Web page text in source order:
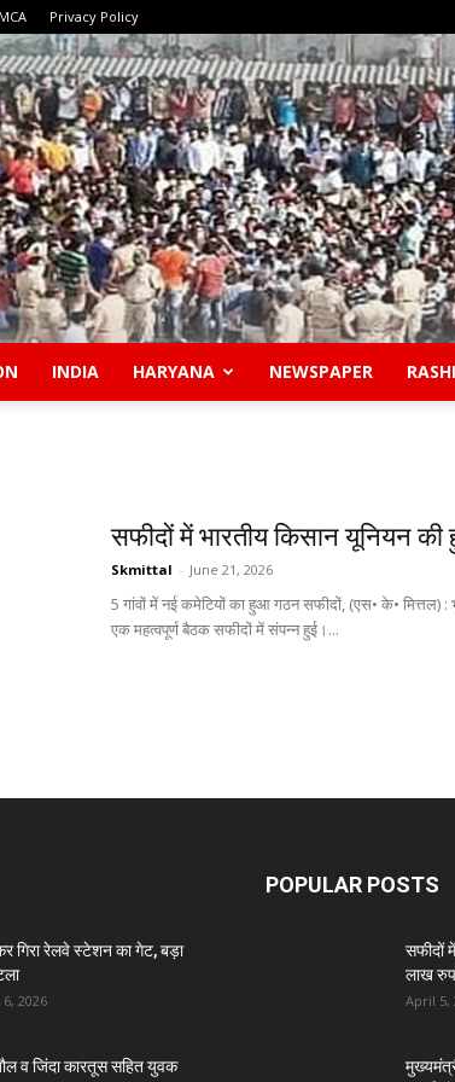
Privacy Policy
INDIA HARYANA NEWSPAPER
सफीदों में भारतीय किसान यूनियन
Skmittal - June 21, 2026
5 गांवों में नई कमेटियों का हुआ गठन सफीदों, (एस• के• मित्तल) :
एक महत्वपूर्ण बैठक सफीदों में संपन्न हुई।...
गिरा रेलवे स्टेशन का गेट, बड़ा
2026
व जिंदा कारतूस सहित युवक
POPULAR POSTS
सफीदों
लाख
April 5,